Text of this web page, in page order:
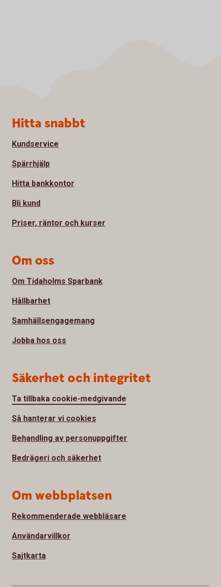
Sidfot
Hitta snabbt
Kundservice
Spärrhjälp
Hitta bankkontor
Bli kund
Priser, räntor och kurser
Om oss
Om Tidaholms Sparbank
Hållbarhet
Samhällsengagemang
Jobba hos oss
Säkerhet och integritet
Ta tillbaka cookie-medgivande
Så hanterar vi cookies
Behandling av personuppgifter
Bedrägeri och säkerhet
Om webbplatsen
Rekommenderade webbläsare
Användarvillkor
Sajtkarta